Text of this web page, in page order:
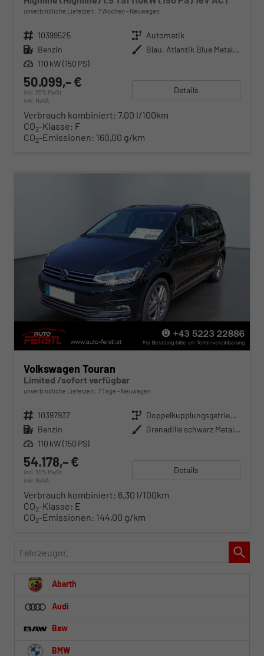
unverbindliche Lieferzeit: 7 Wochen Neuwagen
Fahrzeugnr. 10399525 Getriebe Automatik
Kraftstoff Benzin Außenfarbe
Blau, Atlantik Blue Metallic (H7)
Leistung 110 kW (150 PS)
50.099,– €
incl. 20% MwSt.
inkl. NoVA
Details
Verbrauch kombiniert: 7,00 l/100km
CO2-Klasse: F
CO2-Emissionen: 160,00 g/km
Volkswagen Touran
Limited /sofort verfügbar
unverbindliche Lieferzeit: 7 Tage Neuwagen
Fahrzeugnr. 10397937 Getriebe
Doppelkupplungsgetriebe (DSG)
Kraftstoff Benzin Außenfarbe
Grenadille schwarz Metallic
Leistung 110 kW (150 PS)
54.178,– €
incl. 20% MwSt.
inkl. NoVA
Details
Verbrauch kombiniert: 6,30 l/100km
CO2-Klasse: E
CO2-Emissionen: 144,00 g/km
Fahrzeugnr.
Abarth
Audi
Baw
BMW